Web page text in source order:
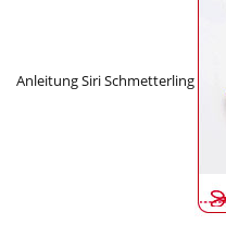
Anleitung Siri Schmetterling